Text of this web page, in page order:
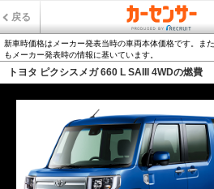
戻る
新車時価格はメーカー発表当時の車両本体価格です。ま
もメーカー発表時の情報に基いています。
トヨタ ピクシスメガ 660 L SAIII 4WDの燃費